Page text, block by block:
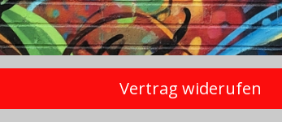
Vertrag widerufen